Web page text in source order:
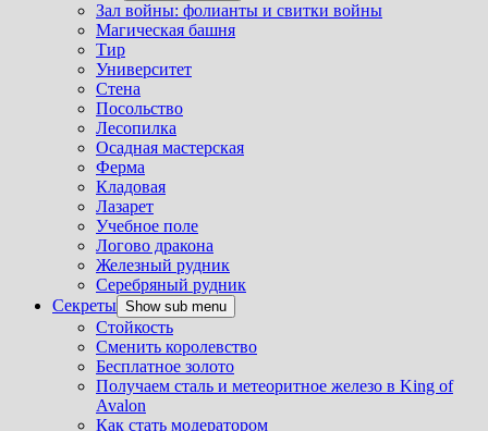
Зал войны: фолианты и свитки войны
Магическая башня
Тир
Университет
Стена
Посольство
Лесопилка
Осадная мастерская
Ферма
Кладовая
Лазарет
Учебное поле
Логово дракона
Железный рудник
Серебряный рудник
Секреты Show sub menu
Стойкость
Сменить королевство
Бесплатное золото
Получаем сталь и метеоритное железо в King of
Avalon
Как стать модератором